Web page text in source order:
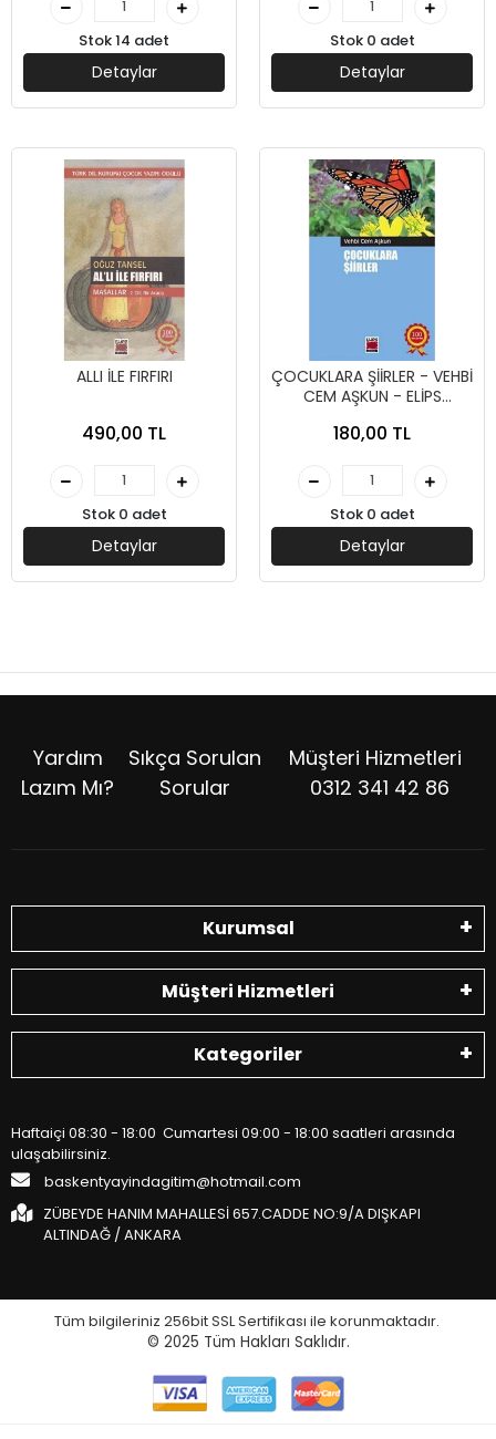
Stok 14 adet
Detaylar
Stok 0 adet
Detaylar
ALLI İLE FIRFIRI
490,00 TL
Stok 0 adet
Detaylar
ÇOCUKLARA ŞİİRLER - VEHBİ
CEM AŞKUN - ELİPS
180,00 TL
Stok 0 adet
Detaylar
Yardım
Lazım Mı?
Sıkça Sorulan
Sorular
Müşteri Hizmetleri
0312 341 42 86
Kurumsal
Müşteri Hizmetleri
Kategoriler
Haftaiçi 08:30 - 18:00 Cumartesi 09:00 - 18:00 saatleri arasında
ulaşabilirsiniz.
baskentyayindagitim@hotmail.com
ZÜBEYDE HANIM MAHALLESİ 657.CADDE NO:9/A DIŞKAPI
ALTINDAĞ / ANKARA
Tüm bilgileriniz 256bit SSL Sertifikası ile korunmaktadır.
© 2025 Tüm Hakları Saklıdır.